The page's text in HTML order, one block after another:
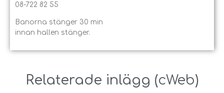
08-722 82 55
Banorna stänger 30 min
innan hallen stänger.
Relaterade inlägg ​(cWeb)